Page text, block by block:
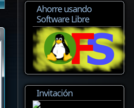
Ahorre usando
Software Libre
Invitación